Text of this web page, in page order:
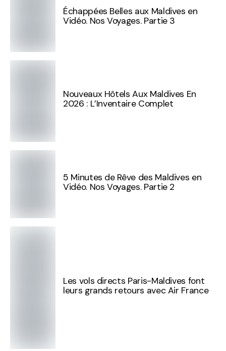
Échappées Belles aux Maldives en
Vidéo. Nos Voyages. Partie 3
Nouveaux Hôtels Aux Maldives En
2026 : L’Inventaire Complet
5 Minutes de Rêve des Maldives en
Vidéo. Nos Voyages. Partie 2
Les vols directs Paris-Maldives font
leurs grands retours avec Air France